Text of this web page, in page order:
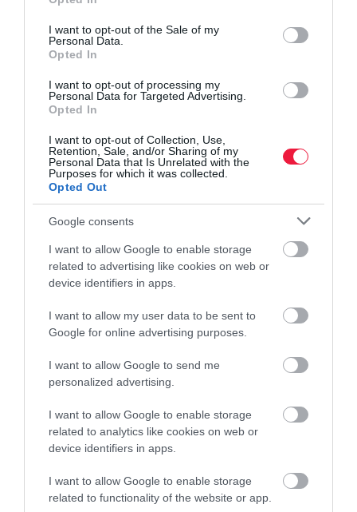
use your data for below specified purposes in below Google
consent section.
I want to opt-out of the Sale of my
Personal Data.
Opted In
I want to opt-out of processing my
Personal Data for Targeted Advertising.
Opted In
I want to opt-out of Collection, Use,
Retention, Sale, and/or Sharing of my
Personal Data that Is Unrelated with the
Purposes for which it was collected.
Opted Out
Google consents
I want to allow Google to enable storage
related to advertising like cookies on web or
device identifiers in apps.
I want to allow my user data to be sent to
Google for online advertising purposes.
I want to allow Google to send me
personalized advertising.
I want to allow Google to enable storage
related to analytics like cookies on web or
device identifiers in apps.
I want to allow Google to enable storage
related to functionality of the website or app.
Így számolhat, aki a fővárosban venne újépítésű
lakást
Az elmúlt két évben rekordokat hozott, idén viszont fékezett a
kereslet a fővárosi újlakás-piacon, miközben a beruházókat még